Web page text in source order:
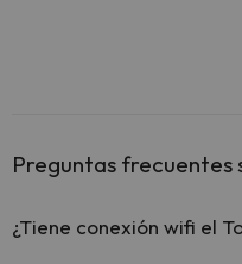
Preguntas frecuentes
¿Tiene conexión wifi el